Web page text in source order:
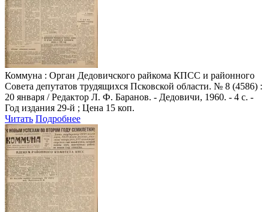
Коммуна : Орган Дедовичского райкома КПСС и районного
Совета депутатов трудящихся Псковской области. № 8 (4586) :
20 января / Редактор Л. Ф. Баранов. - Дедовичи, 1960. - 4 с. -
Год издания 29-й ; Цена 15 коп.
Читать Подробнее